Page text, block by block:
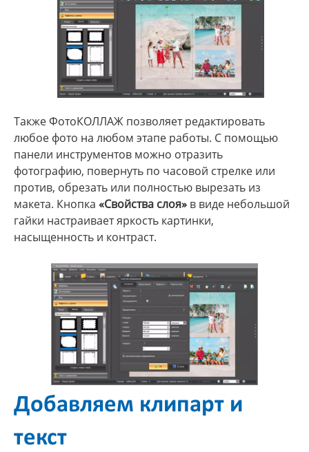
Также ФотоКОЛЛАЖ позволяет редактировать
любое фото на любом этапе работы. С помощью
панели инструментов можно отразить
фотографию, повернуть по часовой стрелке или
против, обрезать или полностью вырезать из
макета. Кнопка «Свойства слоя» в виде небольшой
гайки настраивает яркость картинки,
насыщенность и контраст.
Добавляем клипарт и
текст